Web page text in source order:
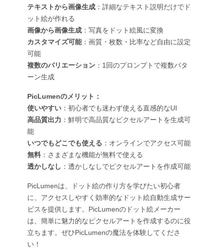
テキストから画像生成 ：詳細なテキスト説明だけでド
ット絵が作れる
画像から画像生成 ：写真をドット絵風に変換
カスタマイズ可能：画質・枚数・比率など自由に設定
可能
複数のバリエーション ：1回のプロンプトで複数パタ
ーン生成
PicLumenのメリット：
使いやすい ：初心者でも迷わず使える直感的なUI
高品質出力 ：鮮明で高品質なピクセルアートを生成可
能
いつでもどこでも使える ：オンラインでアクセス可能
無料 ：さまざまな機能が無料で使える
透かしなし ：透かしなしでピクセルアートを作成可能
PicLumenは、ドット絵の作り方を学びたい初心者
に、アクセスしやすく効率的なドット絵自動生成サー
ビスを提供します。PicLumenのドット絵メーカー
は、簡単に魅力的なピクセルアートを作成するのに役
立ちます。ぜひPicLumenの魔法を体験してくださ
い！